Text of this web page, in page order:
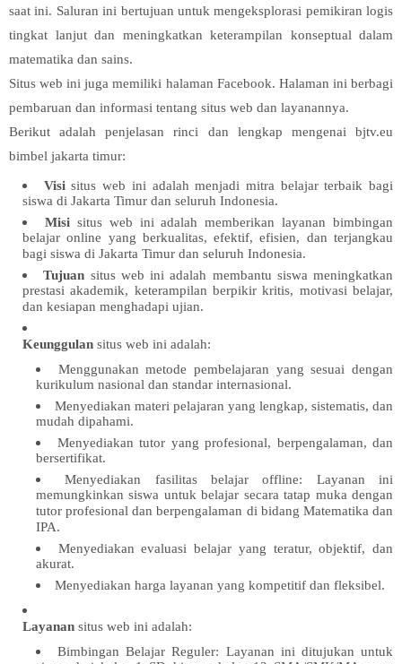
saat ini. Saluran ini bertujuan untuk mengeksplorasi pemikiran logis
tingkat lanjut dan meningkatkan keterampilan konseptual dalam
matematika dan sains.
Situs web ini juga memiliki halaman Facebook. Halaman ini berbagi
pembaruan dan informasi tentang situs web dan layanannya.
Berikut adalah penjelasan rinci dan lengkap mengenai bjtv.eu
bimbel jakarta timur:
Visisitus web ini adalah menjadi mitra belajar terbaik bagi
siswa di Jakarta Timur dan seluruh Indonesia.
Misisitus web ini adalah memberikan layanan bimbingan
belajar online yang berkualitas, efektif, efisien, dan terjangkau
bagi siswa di Jakarta Timur dan seluruh Indonesia.
Tujuan situs web ini adalah membantu siswa meningkatkan
prestasi akademik, keterampilan berpikir kritis, motivasi belajar,
dan kesiapan menghadapi ujian.
Keunggulan situs web ini adalah:
Menggunakan metode pembelajaran yang sesuai dengan
kurikulum nasional dan standar internasional.
Menyediakan materi pelajaran yang lengkap, sistematis, dan
mudah dipahami.
Menyediakan tutor yang profesional, berpengalaman, dan
bersertifikat.
Menyediakan fasilitas belajar offline: Layanan ini
memungkinkan siswa untuk belajar secara tatap muka dengan
tutor profesional dan berpengalaman di bidang Matematika dan
IPA.
Menyediakan evaluasi belajar yang teratur, objektif, dan
akurat.
Menyediakan harga layanan yang kompetitif dan fleksibel.
Layanan situs web ini adalah:
Bimbingan Belajar Reguler: Layanan ini ditujukan untuk